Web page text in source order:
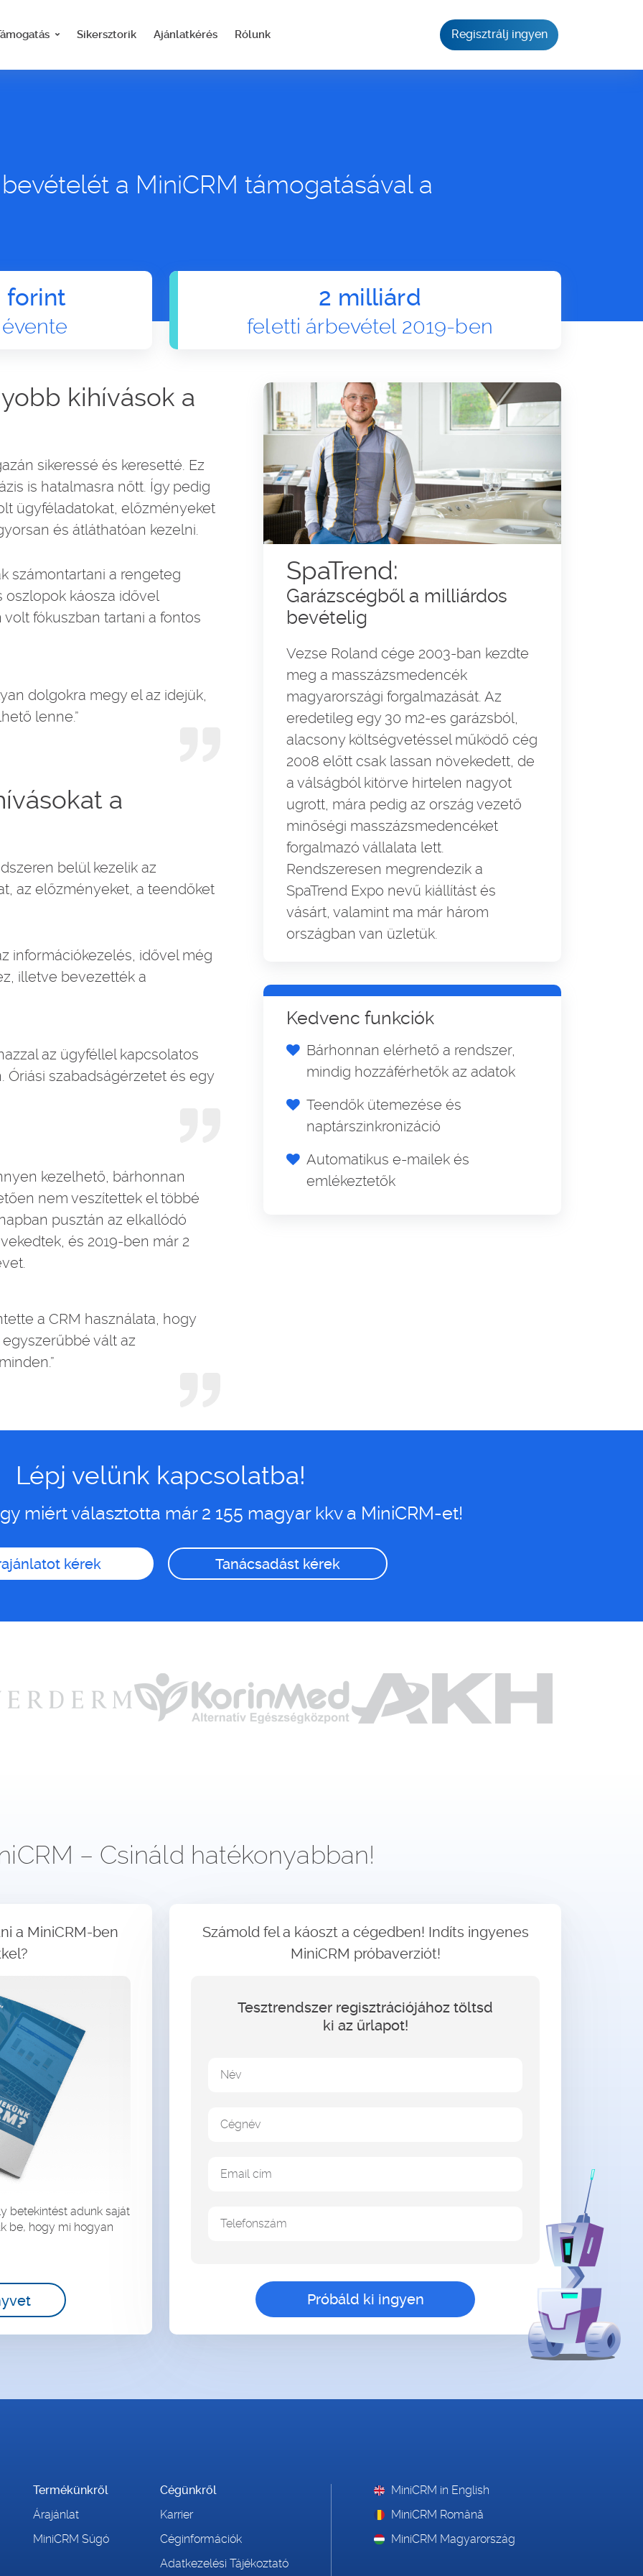
Sikersztorik Ajánlatkérés Rólunk Regisztrálj ingyen
a MiniCRM támogatásával a
forint 2 milliárd
feletti árbevétel 2019-ben
SpaTrend:
Garázscégből a milliárdos
bevételig
Vezse Roland cége 2003-ban kezdte
meg a masszázsmedencék
magyarországi forgalmazását. Az
eredetileg egy 30 m2-es garázsból,
alacsony költségvetéssel működő cég
2008 előtt csak lassan növekedett, de
a válságból kitörve hirtelen nagyot
ugrott, mára pedig az ország vezető
minőségi masszázsmedencéket
forgalmazó vállalata lett.
Rendszeresen megrendezik a
SpaTrend Expo nevű kiállítást és
vásárt, valamint ma már három
országban van üzletük.
Kedvenc funkciók
Bárhonnan elérhető a rendszer,
mindig hozzáférhetők az adatok
Teendők ütemezése és
naptárszinkronizáció
Automatikus e-mailek és
emlékeztetők
kihívások a
sikeressé és keresetté. Ez
is hatalmasra nőtt. Így pedig
ügyféladatokat, előzményeket
és átláthatóan kezelni.
számontartani a rengeteg
káosza idővel
fókuszban tartani a fontos
dolgokra megy el az idejük,
lenne.”
a
belül kezelik az
az előzményeket, a teendőket
információkezelés, idővel még
illetve bevezették a
az ügyféllel kapcsolatos
Óriási szabadságérzetet és egy
kezelhető, bárhonnan
nem veszítettek el többé
pusztán az elkallódó
és 2019-ben már 2
a CRM használata, hogy
vált az
Lépj velünk kapcsolatba!
miért választotta már 2 155 magyar kkv a MiniCRM-et!
kérek Tanácsadást kérek
– Csináld hatékonyabban!
a MiniCRM-ben
betekintést adunk saját
be, hogy mi hogyan
Számold fel a káoszt a cégedben! Indíts ingyenes
MiniCRM próbaverziót!
Tesztrendszer regisztrációjához töltsd
ki az űrlapot!
Név
Cégnév
Email cím
Telefonszám
Termékünkről
Árajánlat
MiniCRM Súgó
Cégünkről
Karrier
Céginformációk
Adatkezelési Tájékoztató
MiniCRM in English
MiniCRM Română
MiniCRM Magyarország